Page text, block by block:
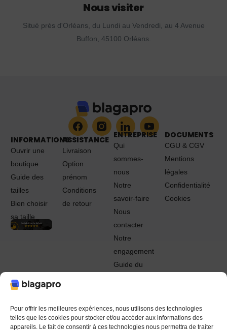
Pour offrir les meilleures expériences, nous utilisons des technologies
telles que les cookies pour stocker et/ou accéder aux informations des
appareils. Le fait de consentir à ces technologies nous permettra de traiter
Nous visiter
Situé près d'Orléans, du Lundi au Vendredi, au 4 Avenue
Buffon, 45100 Orléans.
INFORMATIONS
Ouvrir une
boutique
Guide des
tailles
Bien choisir
sa taille
ASSISTANCE
Livraison
Option
prénom
Conditions
de retour
ENTREPRISE
Qui
sommes-
nous
Notre
savoir-faire
Nous
contacter
Notre
engagement
Guide du
DOCUMENTS
CGU & CGV
Mentions
légales
Confidentialité
Cookies
© 2022 - 2024 Blagapro. Tous droits réservés. Textiles
personnalisés à Orléans